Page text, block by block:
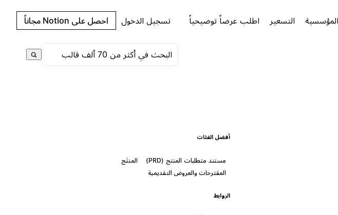
التسعير اطلب عرضاً توضيحياً تسجيل الدخول احصل على Notion مجاناً
أفضل الفئات
مستند متطلبات المنتج (PRD)
المنتَج
المقترحات والعروض التقديمية
الروابط